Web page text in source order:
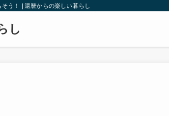
う！ | 還暦からの楽しい暮らし
し